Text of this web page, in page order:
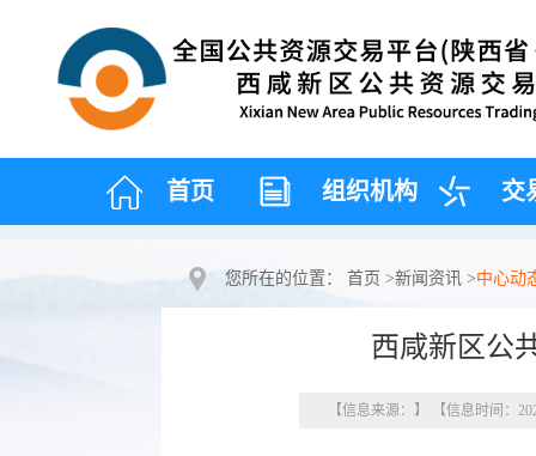
首页 组织机构 交
您所在的位置： 首页 >新闻资讯 >中心动
西咸新区公
【信息来源：】 【信息时间：